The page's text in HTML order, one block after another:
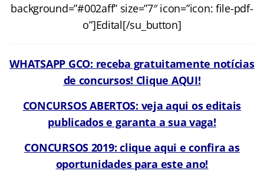
background=”#002aff” size=”7″ icon=”icon: file-pdf-
o”]Edital[/su_button]
WHATSAPP GCO: receba gratuitamente notícias
de concursos! Clique AQUI!
CONCURSOS ABERTOS: veja aqui os editais
publicados e garanta a sua vaga!
CONCURSOS 2019: clique aqui e confira as
oportunidades para este ano!